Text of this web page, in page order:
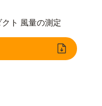
ト 風量の測定